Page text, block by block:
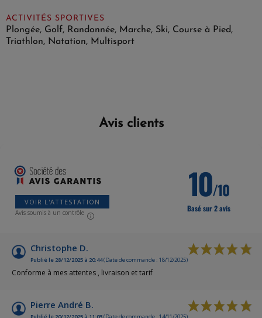
ACTIVITÉS SPORTIVES
Plongée, Golf, Randonnée, Marche, Ski, Course à Pied,
Triathlon, Natation, Multisport
Avis clients
VOIR L'ATTESTATION
Avis soumis à un contrôle
10/10
Basé sur 2 avis
Christophe D.
Publié le 28/12/2025 à 20:44(Date de commande : 18/12/2025)
Conforme à mes attentes , livraison et tarif
Pierre André B.
Publié le 20/12/2025 à 11:03(Date de commande : 14/11/2025)